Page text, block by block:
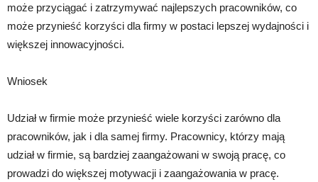
może przyciągać i zatrzymywać najlepszych pracowników, co
może przynieść korzyści dla firmy w postaci lepszej wydajności i
większej innowacyjności.
Wniosek
Udział w firmie może przynieść wiele korzyści zarówno dla
pracowników, jak i dla samej firmy. Pracownicy, którzy mają
udział w firmie, są bardziej zaangażowani w swoją pracę, co
prowadzi do większej motywacji i zaangażowania w pracę.